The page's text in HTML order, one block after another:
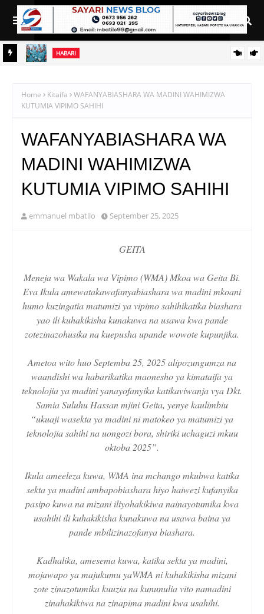
HABARI
Home Kitaifa
WAFANYABIASHARA WA MADINI WAHIMIZWA
KUTUMIA VIPIMO SAHIHI
WAFANYABIASHARA WA
MADINI WAHIMIZWA
KUTUMIA VIPIMO SAHIHI
emmanuel mbatilo September 25, 2025
GEITA
Meneja wa Wakala wa Vipimo (WMA) Mkoa wa Geita Bi.
Eva Ikula amewatakawafanyabiashara wa madini mkoani
humo kuzingatia matumizi ya vipimo sahihikatika biashara
yao ili kuhakikisha kunakuwa na usawa kwa pande
zotezinazohusika na kuepusha upande wowote kupunjika.
Ametoa wito huo Septemba 25, 2025 alipozungumza na
waandishi wa habarikatika maonesho ya kimataifa ya
teknolojia ya madini yanayofanyika katikaviwanja vya Dkt.
Samia Suluhu Hassan mjini Geita, yenye kaulimbiu
“ukuaji wasekta ya madini ni matokeo ya matumizi ya
teknolojia sahihi na uongozi bora, shiriki uchaguzi mkuu
oktoba 2025”.
Ikula ameeleza kuwa, WMA ina mchango mkubwa katika
sekta ya madini ambapobiashara hiyo haiwezi kufanyika
pasipo kuwa na mizani iliyohakikiwa nainayotumika kwa
usahihi ili kuhakikisha kunakuwa na usawa baina ya
pande mbilizinazofanya biashara.
Kadhalika, amesema kuwa, katika sekta ya madini,
mojawapo ya majukumu yaWMA ni kuhakikisha mizani
zote zinazotumika kuuzia na kununulia vito namadini
zinahakikiwa na zinapima madini kwa usahihi.